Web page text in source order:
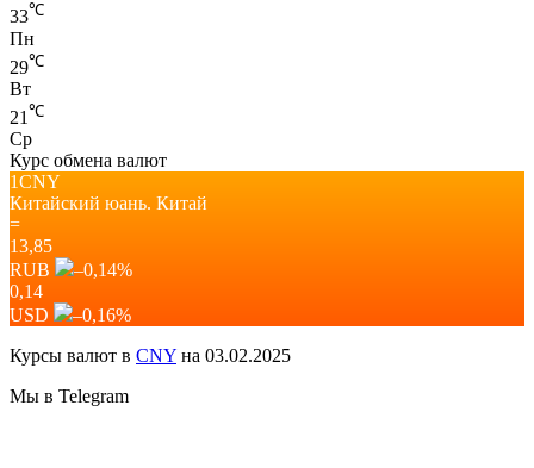
33℃
Пн
29℃
Вт
21 ℃
Ср
Курс обмена валют
1CNY
Китайский юань. Китай
=
13,85
RUB
–0,14%
0,14
USD
–0,16%
Курсы валют в CNY на 03.02.2025
Мы в Telegram